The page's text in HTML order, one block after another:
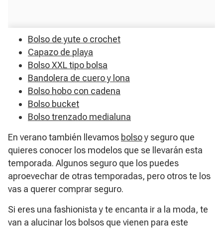
Bolso de yute o crochet
Capazo de playa
Bolso XXL tipo bolsa
Bandolera de cuero y lona
Bolso hobo con cadena
Bolso bucket
Bolso trenzado medialuna
En verano también llevamos bolsoy seguro que
quieres conocer los modelos que se llevarán esta
temporada. Algunos seguro que los puedes
aproevechar de otras temporadas, pero otros te los
vas a querer comprar seguro.
Si eres una fashionista y te encanta ir a la moda, te
van a alucinar los bolsos que vienen para este